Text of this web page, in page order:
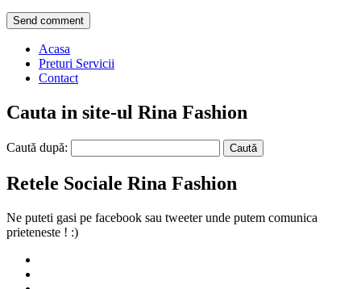
Acasa
Preturi Servicii
Contact
Cauta in site-ul Rina Fashion
Caută după:
Retele Sociale Rina Fashion
Ne puteti gasi pe facebook sau tweeter unde putem comunica
prieteneste ! :)